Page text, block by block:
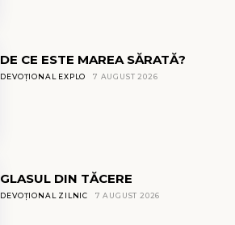
DE CE ESTE MAREA SĂRATĂ?
DEVOȚIONAL EXPLO 7 AUGUST 2026
GLASUL DIN TĂCERE
DEVOȚIONAL ZILNIC 7 AUGUST 2026